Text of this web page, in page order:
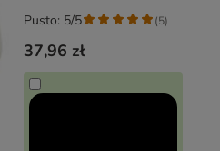
37,96 zł
Pusto: 5/5 (5)